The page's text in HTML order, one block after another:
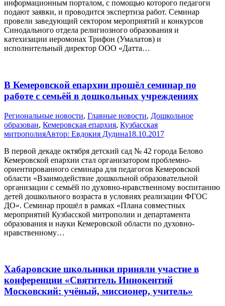
информационным порталом, с помощью которого педагоги
подают заявки, и проводится экспертиза работ. Семинар
провели заведующий сектором мероприятий и конкурсов
Синодального отдела религиозного образования и
катехизации иеромонах Трифон (Умалатов) и
исполнительный директор ООО «Датта…
В Кемеровской епархии прошёл семинар по
работе с семьёй в дошкольных учреждениях
Pегиональные новости, Главные новости, Дошкольное
образован, Кемеровская епархия, Кузбасская
митрополияАвтор: Евдокия Дудина18.10.2017
В первой декаде октября детский сад № 42 города Белово
Кемеровской епархии стал организатором проблемно-
ориентированного семинара для педагогов Кемеровской
области «Взаимодействие дошкольной образовательной
организации с семьёй по духовно-нравственному воспитанию
детей дошкольного возраста в условиях реализации ФГОС
ДО». Семинар прошёл в рамках «Плана совместных
мероприятий Кузбасской митрополии и департамента
образования и науки Кемеровской области по духовно-
нравственному…
Хабаровские школьники приняли участие в
конференции «Святитель Иннокентий
Московский: учёный, миссионер, учитель»